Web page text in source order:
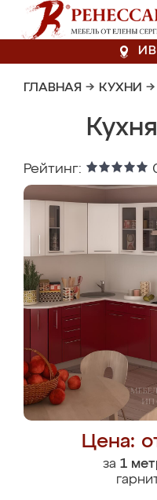
ГЛАВНАЯ → КУХНИ →
Рейтинг:
Цена:
за 1